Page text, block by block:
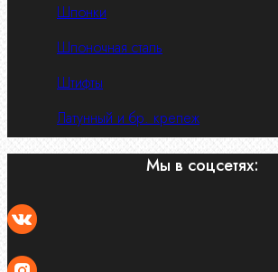
Шпонки
Шпоночная сталь
Штифты
Латунный и бр. крепеж
Мы в соцсетях: